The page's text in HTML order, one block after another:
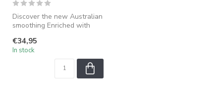
Discover the new Australian
smoothing Enriched with
protein...
€34,95
In stock